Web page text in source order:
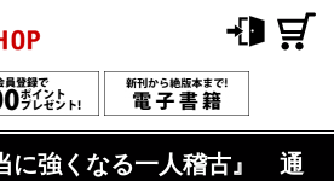
に強くなる一人稽古』 通